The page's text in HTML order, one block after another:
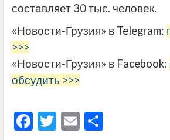
составляет 30 тыс. человек.
«Новости-Грузия» в Telegram:
>>>
«Новости-Грузия» в Facebook:
обсудить >>>
F T E О